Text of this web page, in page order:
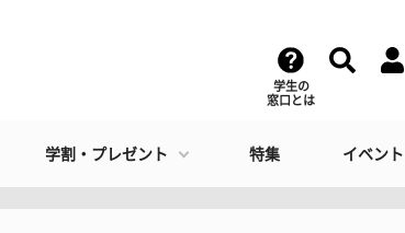
学生の
窓口とは
学割・プレゼント 特集 イベント